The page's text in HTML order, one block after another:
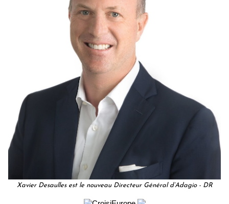
Xavier Desaulles est le nouveau Directeur Général d’Adagio - DR